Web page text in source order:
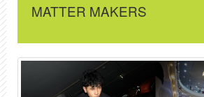
MATTER MAKERS